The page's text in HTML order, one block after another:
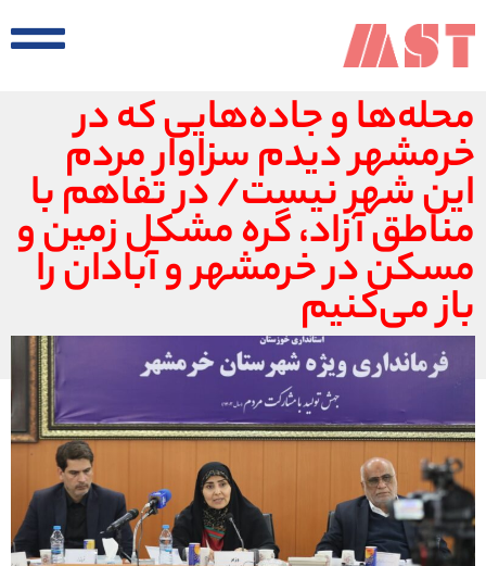
محله‌ها و جاده‌هایی که در
خرمشهر دیدم سزاوار مردم
این شهر نیست/ در تفاهم با
مناطق آزاد، گره مشکل زمین و
مسکن در خرمشهر و آبادان را
باز می‌کنیم